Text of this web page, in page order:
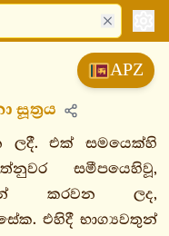
APZ
සූත්‍රය
ලදී. එක් සමයෙක්හි
සමීපයෙහිවූ,
කරවන ලද,
එහිදී භාග්‍යවතුන්